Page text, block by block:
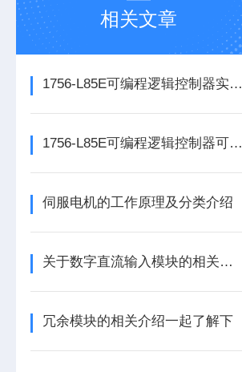
相关文章
1756-L85E可编程逻辑控制器实操应用常见问题分析及解决方法探讨
1756-L85E可编程逻辑控制器可满足多行业自动化精准控制需求
伺服电机的工作原理及分类介绍
关于数字直流输入模块的相关介绍
冗余模块的相关介绍一起了解下